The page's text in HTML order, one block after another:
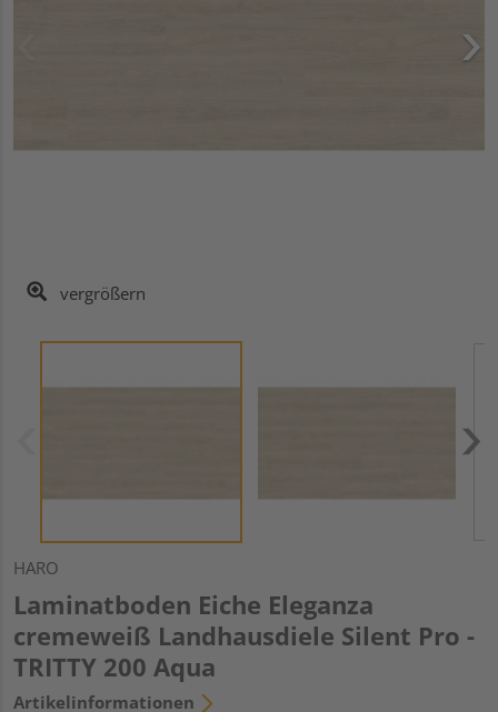
vergrößern
HARO
Laminatboden Eiche Eleganza
cremeweiß Landhausdiele Silent Pro -
TRITTY 200 Aqua
Artikelinformationen